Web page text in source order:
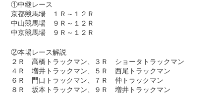
①中継レース
京都競馬場 １Ｒ～１２Ｒ
中山競馬場 ９Ｒ～１２Ｒ
中京競馬場 ９Ｒ～１２Ｒ
②本場レース解説
２Ｒ 高橋トラックマン、３Ｒ ショータトラックマン
４Ｒ 増井トラックマン、５Ｒ 西尾トラックマン
６Ｒ 門口トラックマン、７Ｒ 仲トラックマン
８Ｒ 坂本トラックマン、９Ｒ 増井トラックマン